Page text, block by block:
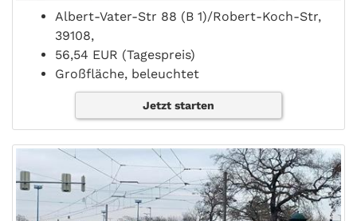
Albert-Vater-Str 88 (B 1)/Robert-Koch-Str,
39108,
56,54 EUR (Tagespreis)
Großfläche, beleuchtet
Jetzt starten